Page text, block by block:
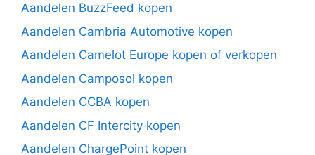
Aandelen BuzzFeed kopen
Aandelen Cambria Automotive kopen
Aandelen Camelot Europe kopen of verkopen
Aandelen Camposol kopen
Aandelen CCBA kopen
Aandelen CF Intercity kopen
Aandelen ChargePoint kopen